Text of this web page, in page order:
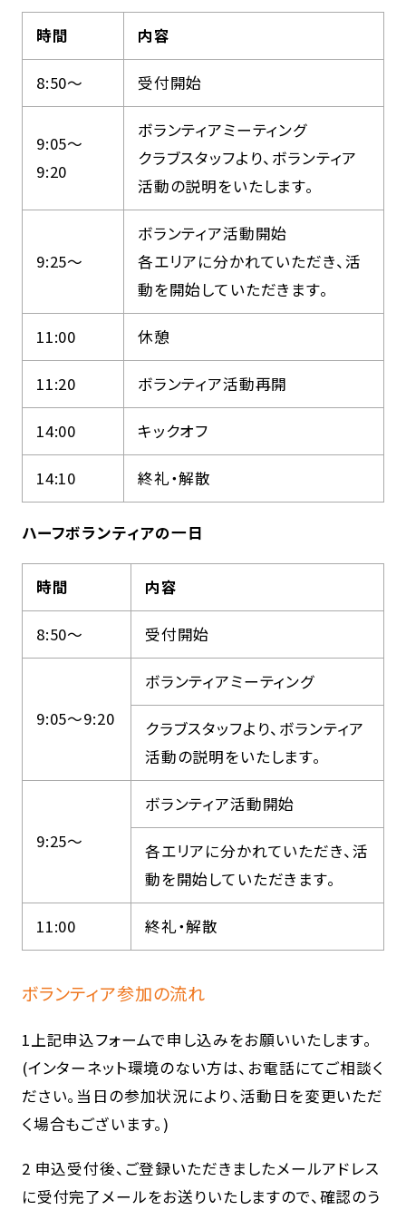
時間 内容
8:50～ 受付開始
9:05～
9:20
ボランティアミーティング
クラブスタッフより、ボランティア
活動の説明をいたします。
9:25～
ボランティア活動開始
各エリアに分かれていただき、活
動を開始していただきます。
11:00 休憩
11:20 ボランティア活動再開
14:00 キックオフ
14:10 終礼・解散
ハーフボランティアの一日
時間 内容
8:50～ 受付開始
9:05～9:20
ボランティアミーティング
クラブスタッフより、ボランティア
活動の説明をいたします。
9:25～
ボランティア活動開始
各エリアに分かれていただき、活
動を開始していただきます。
11:00 終礼・解散
ボランティア参加の流れ
1上記申込フォームで申し込みをお願いいたします。
(インターネット環境のない方は、お電話にてご相談く
ださい。当日の参加状況により、活動日を変更いただ
く場合もございます。)
2 申込受付後、ご登録いただきましたメールアドレス
に受付完了メールをお送りいたしますので、確認のう